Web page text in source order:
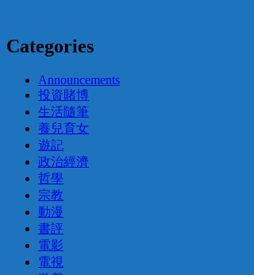
Categories
Announcements
投資賭博
生活隨筆
養兒育女
遊記
政治經濟
哲學
宗教
動漫
書評
電影
電視